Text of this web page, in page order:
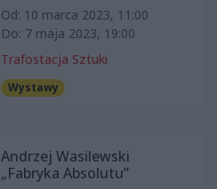
Od: 10 marca 2023, 11:00
Do: 7 maja 2023, 19:00
Trafostacja Sztuki
Wystawy
Andrzej Wasilewski
„Fabryka Absolutu”